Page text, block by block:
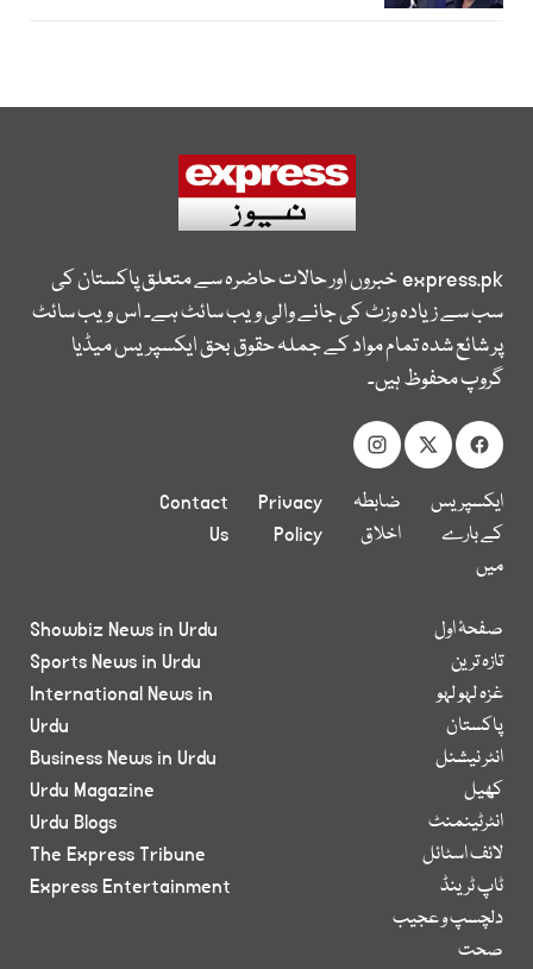
express.pkخبروں اور حالات حاضرہ سے متعلق پاکستان کی
سب سے زیادہ وزٹ کی جانے والی ویب سائٹ ہے۔ اس ویب سائٹ
پر شائع شدہ تمام مواد کے جملہ حقوق بحق ایکسپریس میڈیا
گروپ محفوظ ہیں۔
ایکسپریس
کے بارے
میں
ضابطہ
اخلاق
Privacy
Policy
Contact
Us
صفحۂ اول
تازہ ترین
غزہ لہو لہو
پاکستان
انٹر نیشنل
کھیل
انٹرٹینمنٹ
لائف اسٹائل
ٹاپ ٹرینڈ
دلچسپ و عجیب
صحت
Showbiz News in Urdu
Sports News in Urdu
International News in
Urdu
Business News in Urdu
Urdu Magazine
Urdu Blogs
The Express Tribune
Express Entertainment